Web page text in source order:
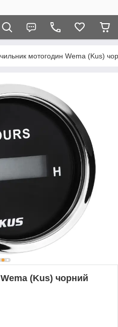
мотогодин Wema (Kus)
(Kus) чорний